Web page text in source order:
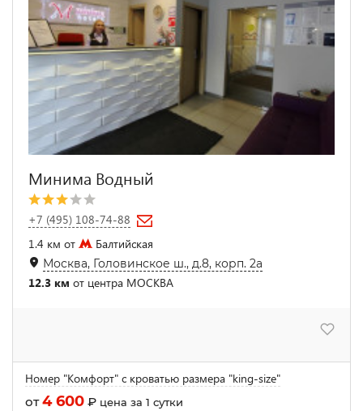
Минима Водный
+7 (495) 108-74-88
1.4 км от
Балтийская
Москва, Головинское ш., д.8, корп. 2а
12.3 км от центра МОСКВА
Номер "Комфорт" с кроватью размера "king-size"
от4 600 ₽ цена за 1 сутки